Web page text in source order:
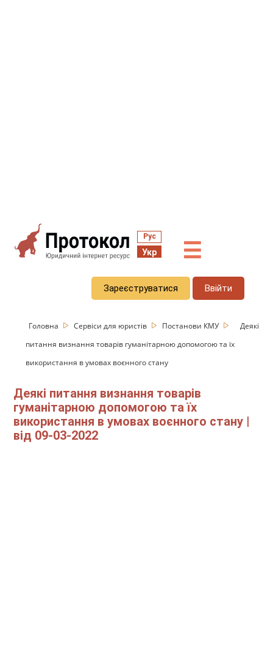
Рус
Укр ☰
Зареєструватися Ввійти
Головна Сервіси для юристів Постанови КМУ
Деякі
питання визнання товарів гуманітарною допомогою та їх
використання в умовах воєнного стану
Деякі питання визнання товарів
гуманітарною допомогою та їх
використання в умовах воєнного стану |
від 09-03-2022